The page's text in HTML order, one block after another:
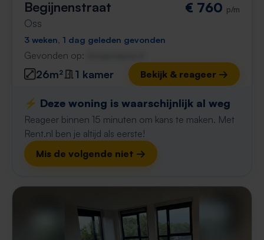
Begijnenstraat
Oss
€ 760 p/m
3 weken, 1 dag geleden gevonden
Gevonden op:
26m² 1 kamer Bekijk & reageer →
⚡️ Deze woning is waarschijnlijk al weg
Reageer binnen 15 minuten om kans te maken. Met
Rent.nl ben je altijd als eerste!
Mis de volgende niet →